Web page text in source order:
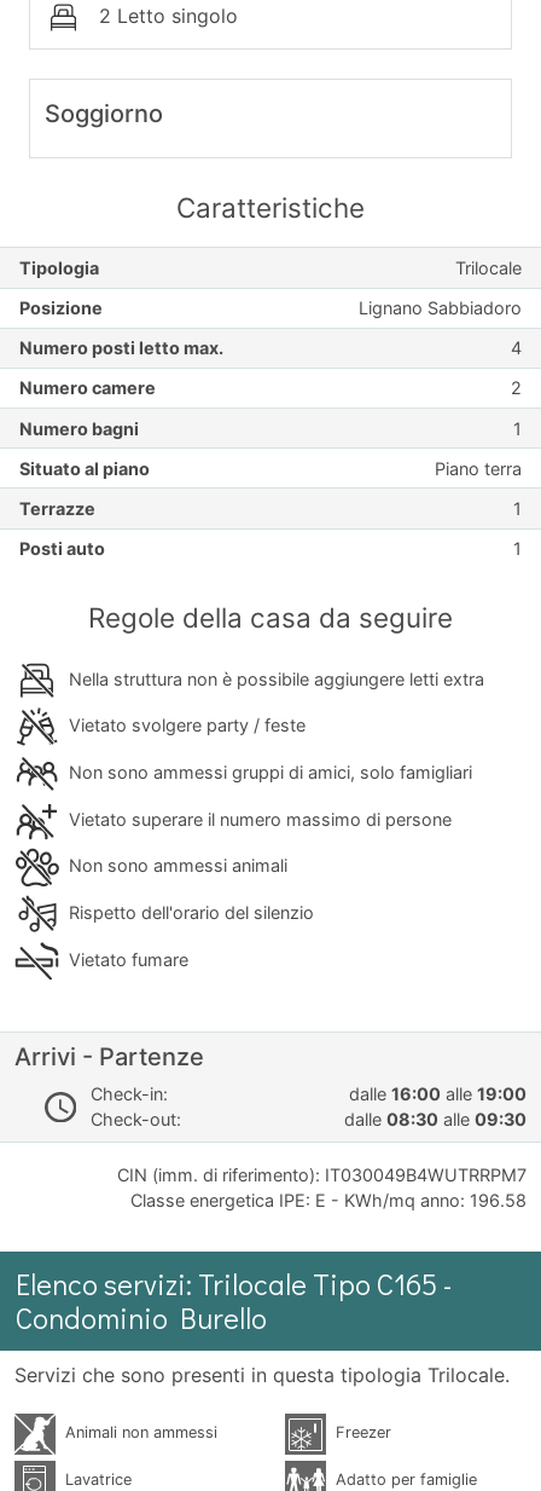
2 Letto singolo
Soggiorno
Caratteristiche
Tipologia
Trilocale
Posizione
Lignano Sabbiadoro
Numero posti letto max.
4
Numero camere
2
Numero bagni
1
Situato al piano
Piano terra
Terrazze
1
Posti auto
1
Regole della casa da seguire
Nella struttura non è possibile aggiungere letti extra
Vietato svolgere party / feste
Non sono ammessi gruppi di amici, solo famigliari
Vietato superare il numero massimo di persone
Non sono ammessi animali
Rispetto dell'orario del silenzio
Vietato fumare
Arrivi - Partenze
Check-in: dalle 16:00 alle 19:00
Check-out:
dalle 08:30 alle 09:30
CIN (imm. di riferimento): IT030049B4WUTRRPM7
Classe energetica IPE: E - KWh/mq anno: 196.58
Elenco servizi: Trilocale Tipo C165 -
Condominio Burello
Servizi che sono presenti in questa tipologia Trilocale.
Animali non ammessi Freezer
Lavatrice Adatto per famiglie